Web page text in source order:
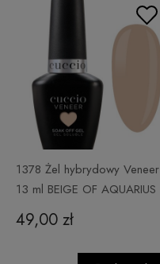
1378 Żel hybrydowy Veneer
13 ml BEIGE OF AQUARIUS
49,00 zł